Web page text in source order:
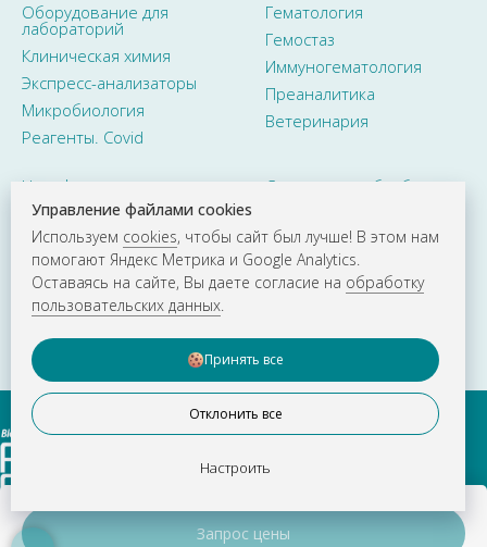
Запрос цены
Оборудование для
лабораторий
Клиническая химия
Экспресс-анализаторы
Микробиология
Реагенты. Covid
Гематология
Гемостаз
Иммуногематология
Преаналитика
Ветеринария
Целоформ
QuikMed
Эверс (Evers)
Изделия "Зеленая
дубрава"
Наполи
Согласие на обработку
Политика cookies
Политика
конфиденциальности
ООО «Рус Тест»
защищены
О КОМПАНИИ ВАКАНСИИ КОНТАКТЫ
Управление файлами cookies
Используем cookies, чтобы сайт был лучше! В этом нам
помогают Яндекс Метрика и Google Analytics.
Оставаясь на сайте, Вы даете согласие на обработку
пользовательских данных.
Принять все
Отклонить все
Настроить